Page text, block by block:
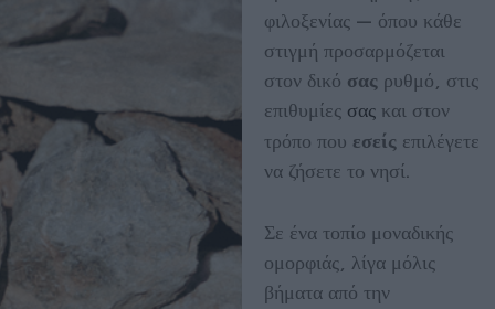
φιλοξενίας — όπου κάθε
στιγμή προσαρμόζεται
στον δικό σας ρυθμό, στις
επιθυμίες σαςκαι στον
τρόπο που εσείς επιλέγετε
να ζήσετε το νησί.
Σε ένα τοπίο μοναδικής
ομορφιάς, λίγα μόλις
βήματα από την